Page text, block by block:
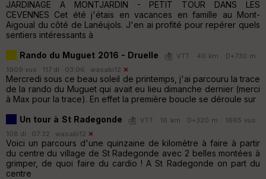
JARDINAGE A MONTJARDIN - PETIT TOUR DANS LES
CEVENNES Cet été j'étais en vacances en famille au Mont-
Aigoual du côté de Lanéujols. J'en ai profité pour repérer quels
sentiers intéressants à
Rando du Muguet 2016 - Druelle
VTT · 40 km · D+730 m ·
1909 vus · 117 dl · 03:06 · wasabi12
Mercredi sous ce beau soleil de printemps, j'ai parcouru la trace
de la rando du Muguet qui avait eu lieu dimanche dernier (merci
à Max pour la trace). En effet la première boucle se déroule sur
Un tour à St Radegonde
VTT · 16 km · D+320 m · 1665 vus ·
108 dl · 07:32 · wasabi12
Voici un parcours d'une quinzaine de kilomètre à faire à partir
du centre du village de St Radegonde avec 2 belles montées à
grimper, de quoi faire du cardio ! A St Radegonde on part du
centre